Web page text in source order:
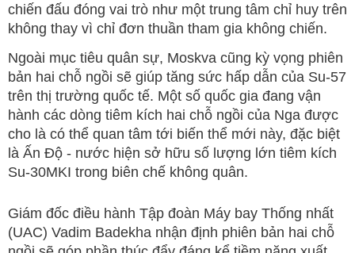
chiến đấu đóng vai trò như một trung tâm chỉ huy trên
không thay vì chỉ đơn thuần tham gia không chiến.
Ngoài mục tiêu quân sự, Moskva cũng kỳ vọng phiên
bản hai chỗ ngồi sẽ giúp tăng sức hấp dẫn của Su-57
trên thị trường quốc tế. Một số quốc gia đang vận
hành các dòng tiêm kích hai chỗ ngồi của Nga được
cho là có thể quan tâm tới biến thể mới này, đặc biệt
là Ấn Độ - nước hiện sở hữu số lượng lớn tiêm kích
Su-30MKI trong biên chế không quân.
Giám đốc điều hành Tập đoàn Máy bay Thống nhất
(UAC) Vadim Badekha nhận định phiên bản hai chỗ